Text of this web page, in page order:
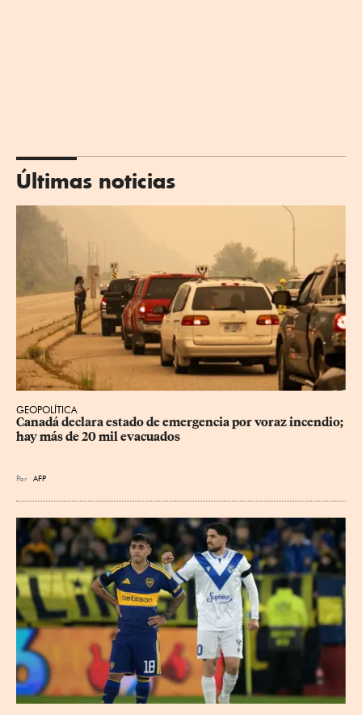
Últimas noticias
GEOPOLÍTICA
Canadá declara estado de emergencia por voraz incendio;
hay más de 20 mil evacuados
Por AFP